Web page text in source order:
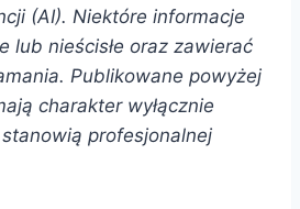
(AI). Niektóre informacje
lub nieścisłe oraz zawierać
Publikowane powyżej
charakter wyłącznie
profesjonalnej